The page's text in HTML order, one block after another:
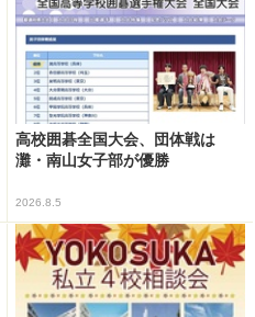
高校囲碁全国大会、団体戦は
灘・南山女子部が優勝
2026.8.5